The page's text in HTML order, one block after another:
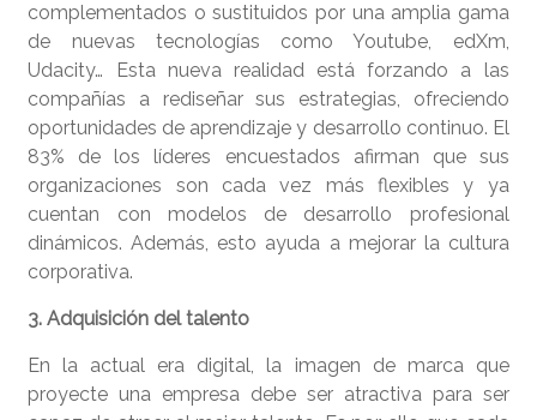
complementados o sustituidos por una amplia gama
de nuevas tecnologías como Youtube, edXm,
Udacity… Esta nueva realidad está forzando a las
compañías a rediseñar sus estrategias, ofreciendo
oportunidades de aprendizaje y desarrollo continuo. El
83% de los líderes encuestados afirman que sus
organizaciones son cada vez más flexibles y ya
cuentan con modelos de desarrollo profesional
dinámicos. Además, esto ayuda a mejorar la cultura
corporativa.
3. Adquisición del talento
En la actual era digital, la imagen de marca que
proyecte una empresa debe ser atractiva para ser